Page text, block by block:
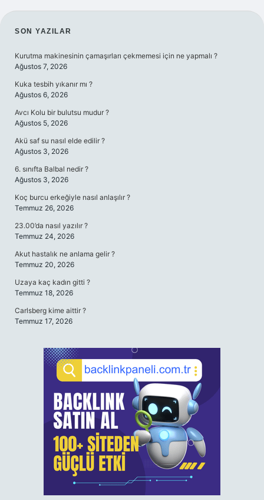
SIDEBAR
SON YAZILAR
Kurutma makinesinin çamaşırları çekmemesi için ne yapmalı ?
Ağustos 7, 2026
Kuka tesbih yıkanır mı ?
Ağustos 6, 2026
Avcı Kolu bir bulutsu mudur ?
Ağustos 5, 2026
Akü saf su nasıl elde edilir ?
Ağustos 3, 2026
6. sınıfta Balbal nedir ?
Ağustos 3, 2026
Koç burcu erkeğiyle nasıl anlaşılır ?
Temmuz 26, 2026
23.00’da nasıl yazılır ?
Temmuz 24, 2026
Akut hastalık ne anlama gelir ?
Temmuz 20, 2026
Uzaya kaç kadın gitti ?
Temmuz 18, 2026
Carlsberg kime aittir ?
Temmuz 17, 2026